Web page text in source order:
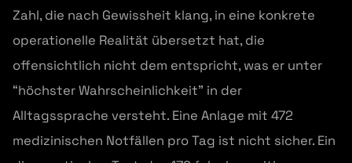
Zahl, die nach Gewissheit klang, in eine konkrete
operationelle Realität übersetzt hat, die
offensichtlich nicht dem entspricht, was er unter
“höchster Wahrscheinlichkeit” in der
Alltagssprache versteht. Eine Anlage mit 472
medizinischen Notfällen pro Tag ist nicht sicher. Ein